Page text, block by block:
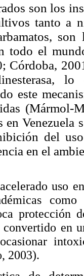
son los
tanto a
son
todo el
Córdoba,
este
(Mármol-
Venezuela
del
en el
uso
protección
convertido en
2003).